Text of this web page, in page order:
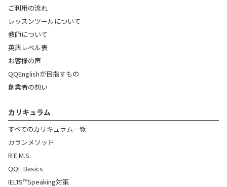
ご利用の流れ
レッスンツールについて
教師について
英語レベル表
お客様の声
QQEnglishが目指すもの
創業者の想い
カリキュラム
すべてのカリキュラム一覧
カランメソッド
R.E.M.S.
QQE Basics
IELTS™Speaking対策